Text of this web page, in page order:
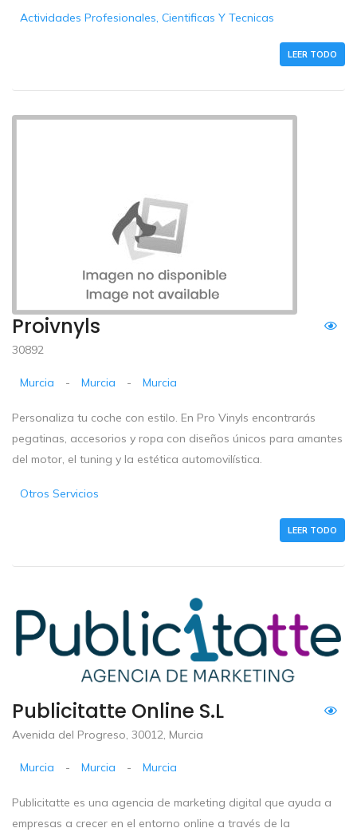
Actividades Profesionales, Cientificas Y Tecnicas
LEER TODO
Proivnyls
30892
Murcia - Murcia - Murcia
Personaliza tu coche con estilo. En Pro Vinyls encontrarás
pegatinas, accesorios y ropa con diseños únicos para amantes
del motor, el tuning y la estética automovilística.
Otros Servicios
LEER TODO
Publicitatte Online S.L
Avenida del Progreso, 30012, Murcia
Murcia - Murcia - Murcia
Publicitatte es una agencia de marketing digital que ayuda a
empresas a crecer en el entorno online a través de la